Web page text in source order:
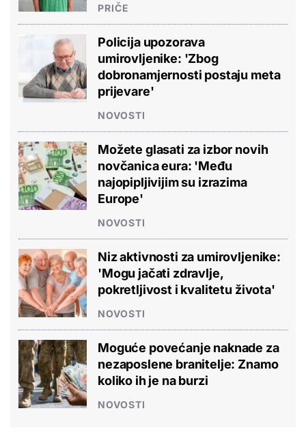
PRIČE
Policija upozorava
umirovljenike: 'Zbog
dobronamjernosti postaju meta
prijevare'
NOVOSTI
Možete glasati za izbor novih
novčanica eura: 'Među
najopipljivijim su izrazima
Europe'
NOVOSTI
Niz aktivnosti za umirovljenike:
'Mogu jačati zdravlje,
pokretljivost i kvalitetu života'
NOVOSTI
Moguće povećanje naknade za
nezaposlene branitelje: Znamo
koliko ih je na burzi
NOVOSTI